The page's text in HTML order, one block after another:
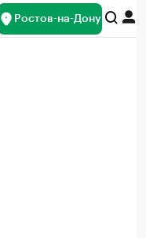
Ростов-на-Дону